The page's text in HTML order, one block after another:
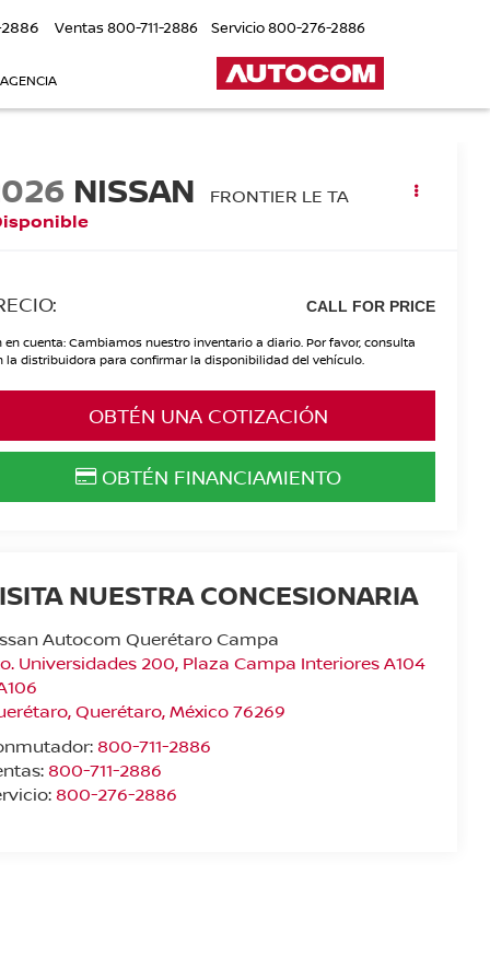
Ventas800-711-2886 Servicio800-276-2886
NISSAN
FRONTIER LE TA
CALL FOR PRICE
en cuenta: Cambiamos nuestro inventario a diario. Por favor, consulta
la distribuidora para confirmar la disponibilidad del vehículo.
OBTÉN UNA COTIZACIÓN
OBTÉN FINANCIAMIENTO
NUESTRA CONCESIONARIA
Autocom Querétaro Campa
Universidades 200, Plaza Campa Interiores A104
,Querétaro, México76269
800-711-2886
800-711-2886
800-276-2886